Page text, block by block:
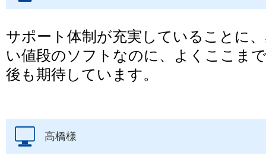
サポート体制が充実していることに
い値段のソフトなのに、よくここま
後も期待しています。
高橋様